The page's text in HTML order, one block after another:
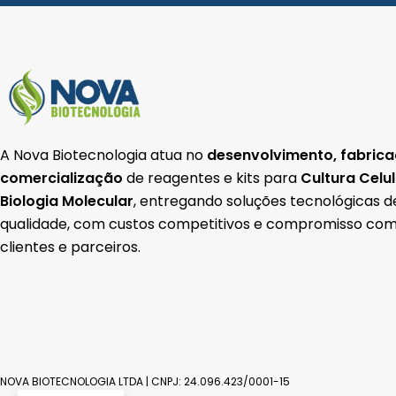
k a p
A Nova Biotecnologia atua no desenvolvimento,
comercialização de reagentes e kits para Cultura
Biologia Molecular, entregando soluções tecnológicas
qualidade, com custos competitivos e compromisso
clientes e parceiros.
NOVA BIOTECNOLOGIA LTDA | CNPJ: 24.096.423/0001-15